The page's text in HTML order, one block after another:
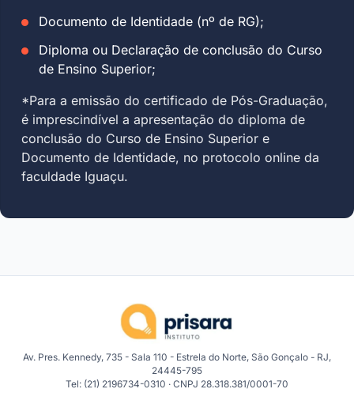
Documento de Identidade (nº de RG);
Diploma ou Declaração de conclusão do Curso
de Ensino Superior;
*Para a emissão do certificado de Pós-Graduação,
é imprescindível a apresentação do diploma de
conclusão do Curso de Ensino Superior e
Documento de Identidade, no protocolo online da
faculdade Iguaçu.
Av. Pres. Kennedy, 735 - Sala 110 - Estrela do Norte, São Gonçalo - RJ,
24445-795
Tel: (21) 2196734-0310 · CNPJ 28.318.381/0001-70